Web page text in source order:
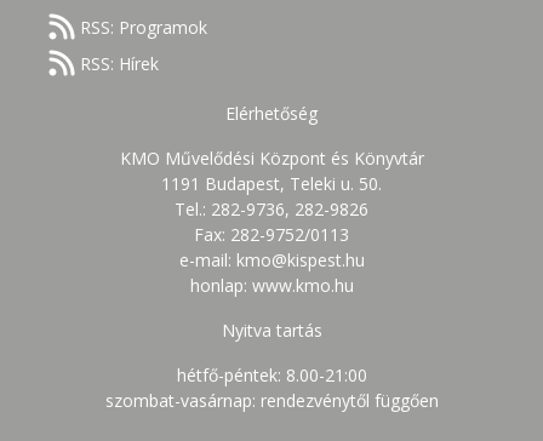
RSS: Programok
RSS: Hírek
Elérhetőség
KMO Művelődési Központ és Könyvtár
1191 Budapest, Teleki u. 50.
Tel.: 282-9736, 282-9826
Fax: 282-9752/0113
e-mail: kmo@kispest.hu
honlap: www.kmo.hu
Nyitva tartás
hétfő-péntek: 8.00-21:00
szombat-vasárnap: rendezvénytől függően